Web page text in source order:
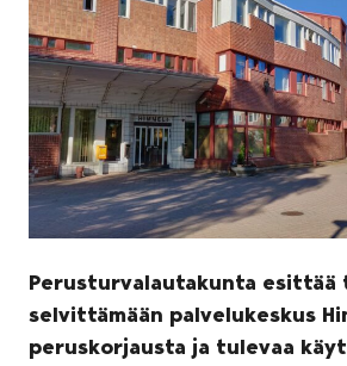
Perusturvalautakunta esittää
selvittämään palvelukeskus
peruskorjausta ja tulevaa